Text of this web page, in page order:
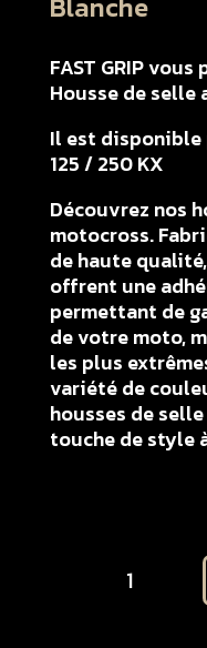
FAST GRIP
Housse de
Il est disponible
125 / 250 KX
Découvrez nos
motocross.
de haute
offrent une
permettant de
de votre moto,
les plus
variété de
housses de
touche de style